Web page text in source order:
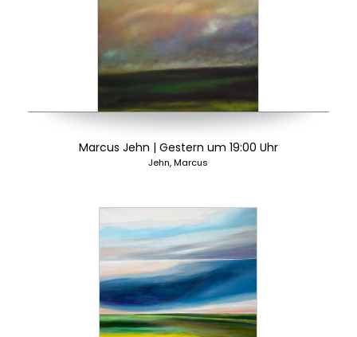
Marcus Jehn | Gestern um 19:00 Uhr
Jehn, Marcus